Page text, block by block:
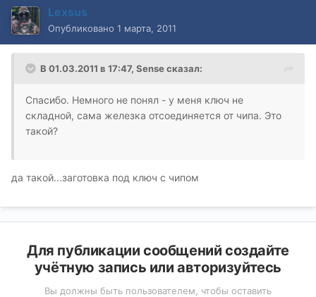
Lexsus
Опубликовано 1 марта, 2011
В 01.03.2011 в 17:47, Sense сказал:
Спасибо. Немного не понял - у меня ключ не
складной, сама железка отсоединяется от чипа. Это
такой?
да такой...заготовка под ключ с чипом
Для публикации сообщений создайте
учётную запись или авторизуйтесь
Вы должны быть пользователем, чтобы оставить